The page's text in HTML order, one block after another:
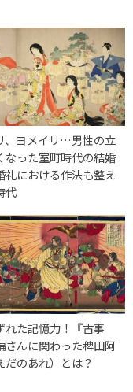
、ヨメイリ…男性の立
なった室町時代の結婚
礼における作法も整え
代
れた記憶力！『古事
さんに関わった稗田阿
だのあれ）とは？